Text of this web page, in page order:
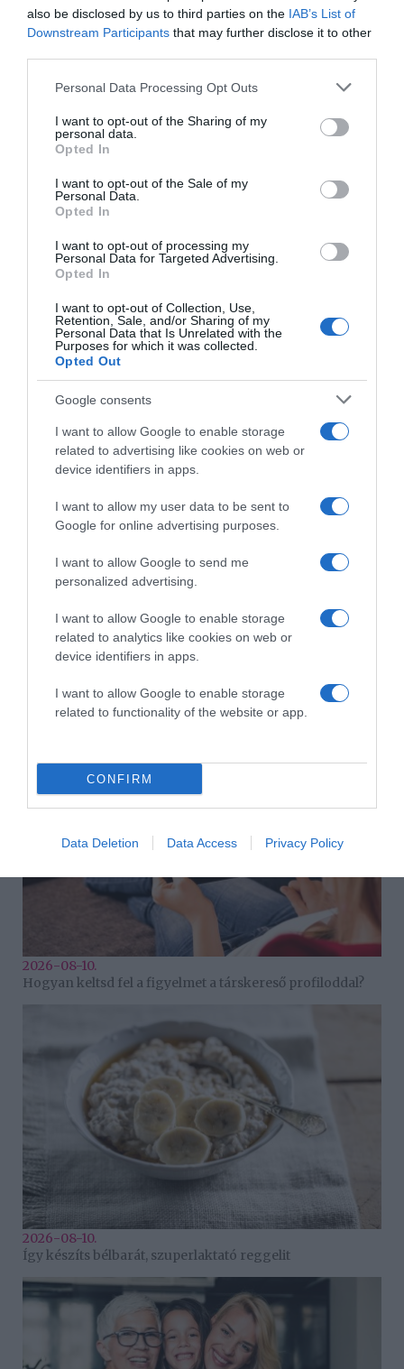
also be disclosed by us to third parties on the IAB’s List of
Downstream Participants that may further disclose it to other
Please note that this website/app uses one or more Google
not limited to your visit or usage behaviour. You may click to
grant or deny consent to Google and its third-party tags to
use your data for below specified purposes in below Google
consent section.
Personal Data Processing Opt Outs
I want to opt-out of the Sharing of my
personal data.
Opted In
I want to opt-out of the Sale of my
Personal Data.
Opted In
I want to opt-out of processing my
Personal Data for Targeted Advertising.
Opted In
I want to opt-out of Collection, Use,
Retention, Sale, and/or Sharing of my
Personal Data that Is Unrelated with the
Purposes for which it was collected.
Opted Out
Google consents
I want to allow Google to enable storage
related to advertising like cookies on web or
device identifiers in apps.
I want to allow my user data to be sent to
Google for online advertising purposes.
I want to allow Google to send me
personalized advertising.
I want to allow Google to enable storage
related to analytics like cookies on web or
device identifiers in apps.
I want to allow Google to enable storage
related to functionality of the website or app.
CONFIRM
Data Deletion Data Access Privacy Policy
Ha már úgy alakul, hogy idén vasárnapra esik a szerelem
ünnepe, akkor miért kellene korán kelnetek? Lepd meg a
beszélgessetek végre egy jót, a hétköznapok
A fenti néhány ötlet csupán a kiindulópont, bátran
kísérletezzetek, és legyetek kreatívak. Csak azt tartsátok
szem előtt, hogy ez az este rólatok szól, az együtt töltött
minőségi időről, néhány megismételhetetlen és
remélhetőleg felejthetetlen pillanatról, ami még inkább
Megosztás: Facebook Twitter
Címkék: szerelem,ünnep
Korábbi bejegyzések Következő bejegyzés
HASONLÓ BEJEGYZÉSEK
2026-08-10.
Hogyan keltsd fel a figyelmet a társkereső profiloddal?
2026-08-10.
Így készíts bélbarát, szuperlaktató reggelit